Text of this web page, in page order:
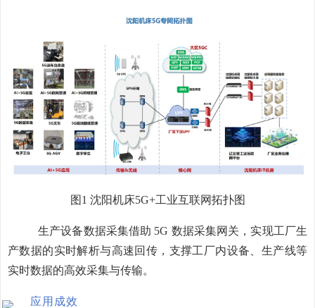
图 1 沈阳机床5G+工业互联网拓扑图
生产设备数据采集借助 5G 数据采集网关，实现工厂生
产数据的实时解析与高速回传，支撑工厂内设备、生产线等
实时数据的高效采集与传输。
应用成效